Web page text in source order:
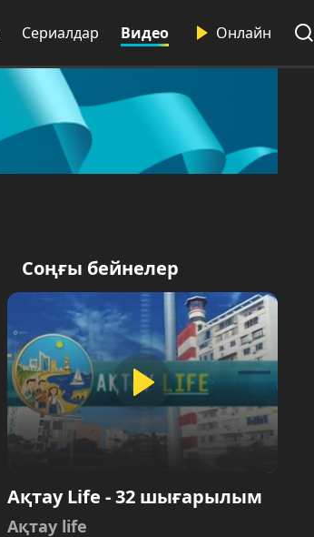
Сериалдар Видео Онлайн
Соңғы бейнелер
Ақтау Life - 32 шығарылым
Ақтау life